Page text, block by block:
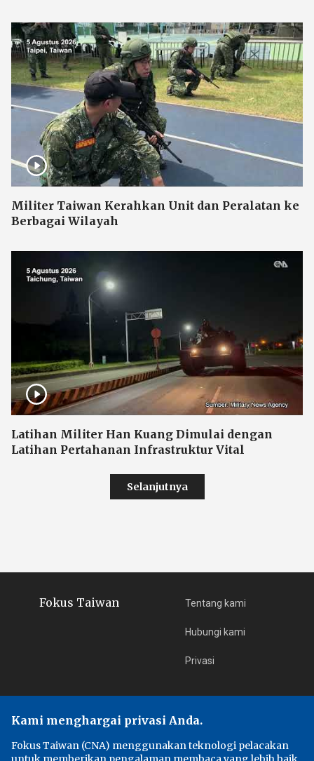
Militer Taiwan Kerahkan Unit dan Peralatan ke
Berbagai Wilayah
Latihan Militer Han Kuang Dimulai dengan
Latihan Pertahanan Infrastruktur Vital
Selanjutnya
Fokus Taiwan Tentang kami
Hubungi kami
Privasi
中央通訊社
Kami menghargai privasi Anda.
Fokus Taiwan (CNA) menggunakan teknologi pelacakan